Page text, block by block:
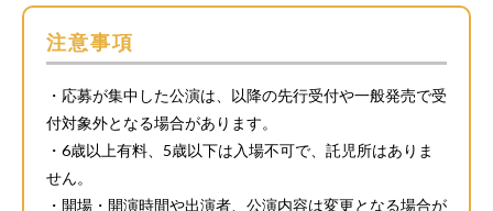
注意事項
・応募が集中した公演は、以降の先行受付や一般発売で受
付対象外となる場合があります。
・6歳以上有料、5歳以下は入場不可で、託児所はありま
せん。
・開場・開演時間や出演者、公演内容は変更となる場合が